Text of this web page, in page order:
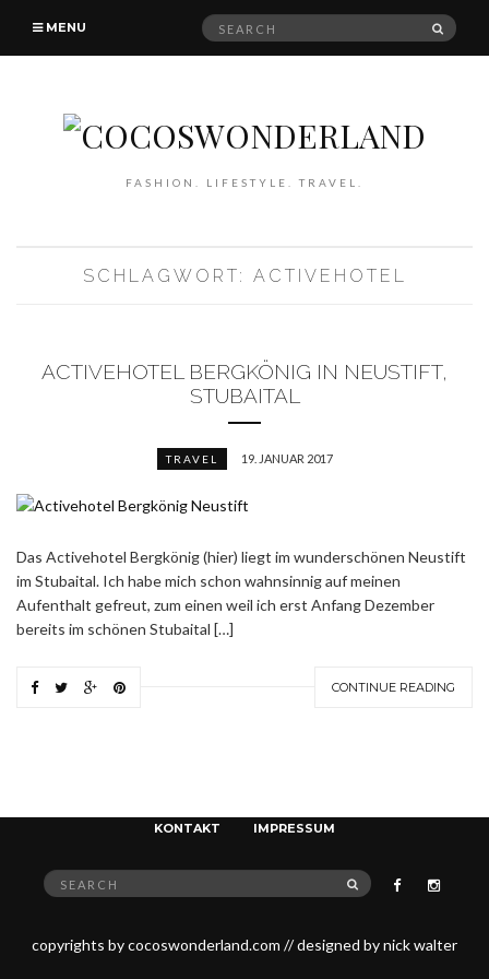
MENU
Search
FASHION. LIFESTYLE. TRAVEL.
SCHLAGWORT: ACTIVEHOTEL
ACTIVEHOTEL BERGKÖNIG IN NEUSTIFT,
STUBAITAL
TRAVEL 19. JANUAR 2017
Das Activehotel Bergkönig (hier) liegt im wunderschönen Neustift
im Stubaital. Ich habe mich schon wahnsinnig auf meinen
Aufenthalt gefreut, zum einen weil ich erst Anfang Dezember
bereits im schönen Stubaital […]
CONTINUE READING
KONTAKT IMPRESSUM
Search
for:
SEARCH
copyrights by cocoswonderland.com // designed by nick walter